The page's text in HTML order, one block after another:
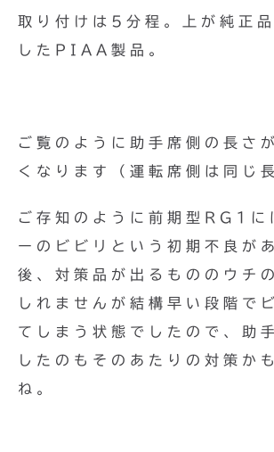
取り付けは5分程。上が純正品
したPIAA製品。
ご覧のように助手席側の長さ
くなります（運転席側は同じ
ご存知のように前期型RG1に
ーのビビリという初期不良が
後、対策品が出るもののウチ
しれませんが結構早い段階で
てしまう状態でしたので、助
したのもそのあたりの対策か
ね。